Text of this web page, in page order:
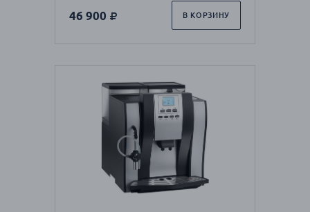
46 900 В КОРЗИНУ